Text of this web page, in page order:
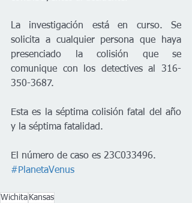
La investigación está en curso. Se
solicita a cualquier persona que haya
presenciado la colisión que se
comunique con los detectives al 316-
350-3687.
Esta es la séptima colisión fatal del año
y la séptima fatalidad.
El número de caso es 23C033496.
#PlanetaVenus
Wichita Kansas